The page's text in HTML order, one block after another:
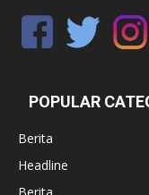
POPULAR
Berita
Headline